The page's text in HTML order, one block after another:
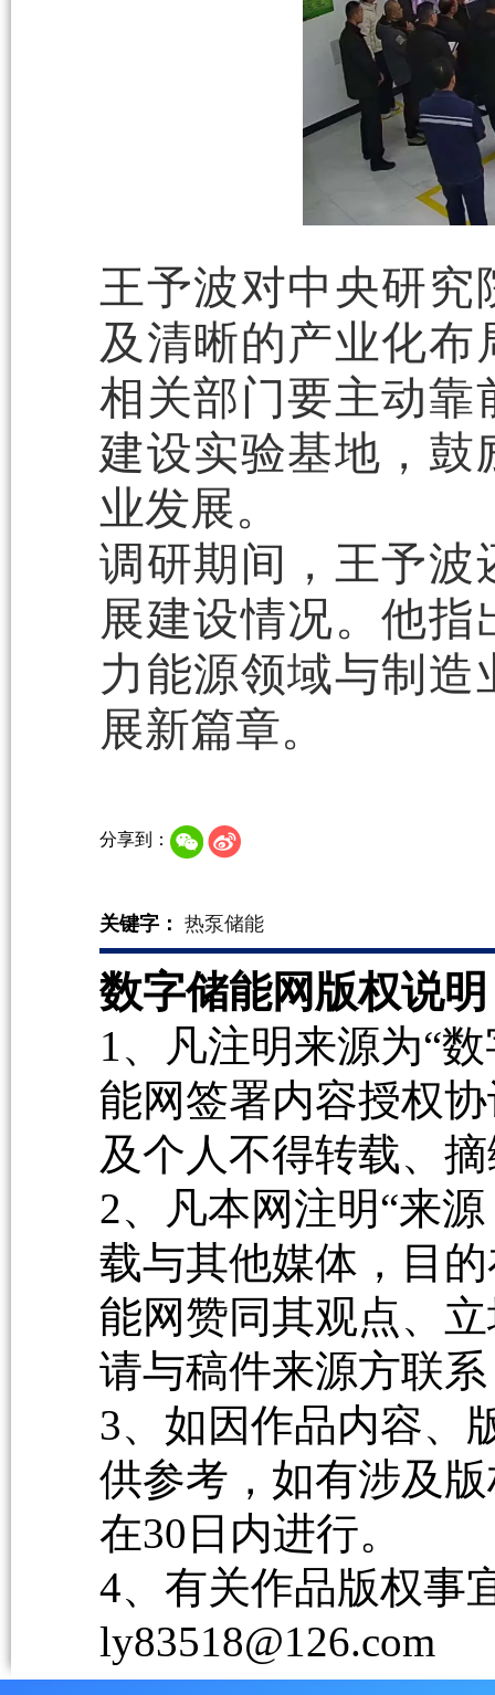
王予波对中央研
及清晰的产业化
相关部门要主动靠
建设实验基地，鼓
业发展。
调研期间，王予波
展建设情况。他
力能源领域与制
展新篇章。
分享到：
关键字： 热泵储能
数字储能网版权说
1、凡注明来源为“
能网签署内容授权
及个人不得转载、
2、凡本网注明“来
载与其他媒体，目
能网赞同其观点、
请与稿件来源方联
3、如因作品内容、
供参考，如有涉及
在30日内进行。
4、有关作品版权事
ly83518@126.com